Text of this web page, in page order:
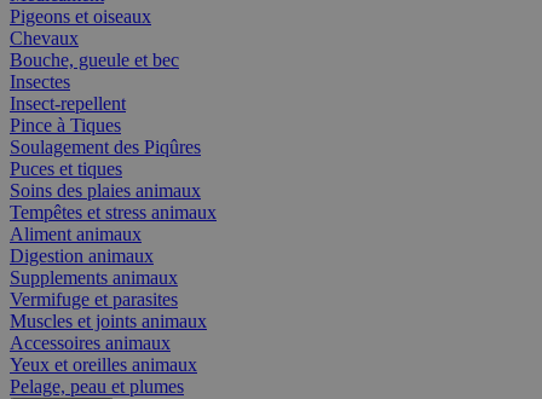
Pigeons et oiseaux
Chevaux
Bouche, gueule et bec
Insectes
Insect-repellent
Pince à Tiques
Soulagement des Piqûres
Puces et tiques
Soins des plaies animaux
Tempêtes et stress animaux
Aliment animaux
Digestion animaux
Supplements animaux
Vermifuge et parasites
Muscles et joints animaux
Accessoires animaux
Yeux et oreilles animaux
Pelage, peau et plumes